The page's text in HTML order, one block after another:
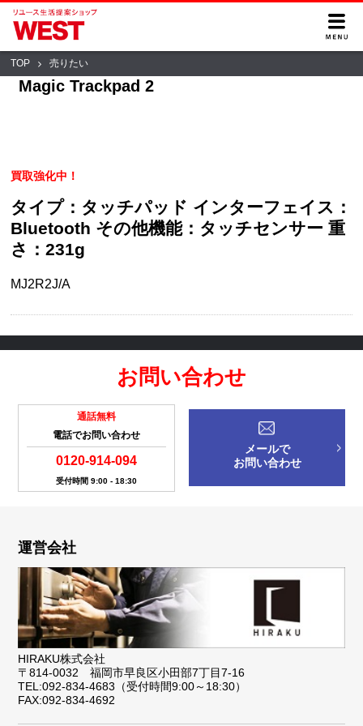
TOP 売りたい
Magic Trackpad 2
買取強化中！
タイプ：タッチパッド インターフェイス：
Bluetooth その他機能：タッチセンサー 重
さ：231g
MJ2R2J/A
お問い合わせ
通話無料
電話でお問い合わせ
0120-914-094
受付時間 9:00 - 18:30
メールで
お問い合わせ
運営会社
HIRAKU株式会社
〒814-0032 福岡市早良区小田部7丁目7-16
TEL:092-834-4683（受付時間9:00～18:30）
FAX:092-834-4692